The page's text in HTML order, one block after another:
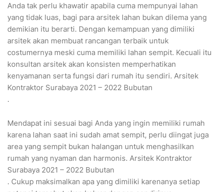
Anda tak perlu khawatir apabila cuma mempunyai lahan
yang tidak luas, bagi para arsitek lahan bukan dilema yang
demikian itu berarti. Dengan kemampuan yang dimiliki
arsitek akan membuat rancangan terbaik untuk
costumernya meski cuma memiliki lahan sempit. Kecuali itu
konsultan arsitek akan konsisten memperhatikan
kenyamanan serta fungsi dari rumah itu sendiri. Arsitek
Kontraktor Surabaya 2021 – 2022 Bubutan
.
Mendapat ini sesuai bagi Anda yang ingin memiliki rumah
karena lahan saat ini sudah amat sempit, perlu diingat juga
area yang sempit bukan halangan untuk menghasilkan
rumah yang nyaman dan harmonis. Arsitek Kontraktor
Surabaya 2021 – 2022 Bubutan
. Cukup maksimalkan apa yang dimiliki karenanya setiap